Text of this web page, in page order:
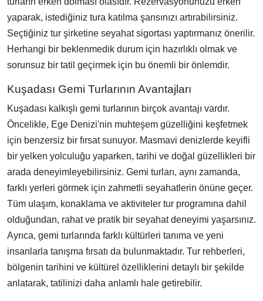
yaparak, istediğiniz tura katılma şansınızı artırabilirsiniz.
Seçtiğiniz tur şirketine seyahat sigortası yaptırmanız önerilir.
Herhangi bir beklenmedik durum için hazırlıklı olmak ve
sorunsuz bir tatil geçirmek için bu önemli bir önlemdir.
Kuşadası Gemi Turlarının Avantajları
Kuşadası kalkışlı gemi turlarının birçok avantajı vardır.
Öncelikle, Ege Denizi'nin muhteşem güzelliğini keşfetmek
için benzersiz bir fırsat sunuyor. Masmavi denizlerde keyifli
bir yelken yolculuğu yaparken, tarihi ve doğal güzellikleri bir
arada deneyimleyebilirsiniz. Gemi turları, aynı zamanda,
farklı yerleri görmek için zahmetli seyahatlerin önüne geçer.
Tüm ulaşım, konaklama ve aktiviteler tur programına dahil
olduğundan, rahat ve pratik bir seyahat deneyimi yaşarsınız.
Ayrıca, gemi turlarında farklı kültürleri tanıma ve yeni
insanlarla tanışma fırsatı da bulunmaktadır. Tur rehberleri,
bölgenin tarihini ve kültürel özelliklerini detaylı bir şekilde
anlatarak, tatilinizi daha anlamlı hale getirebilir.